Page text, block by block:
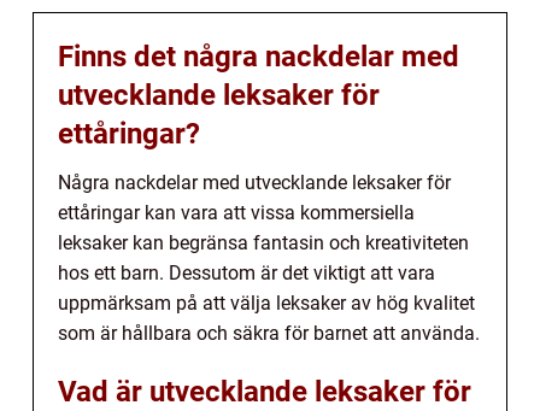
Finns det några nackdelar med
utvecklande leksaker för
ettåringar?
Några nackdelar med utvecklande leksaker för
ettåringar kan vara att vissa kommersiella
leksaker kan begränsa fantasin och kreativiteten
hos ett barn. Dessutom är det viktigt att vara
uppmärksam på att välja leksaker av hög kvalitet
som är hållbara och säkra för barnet att använda.
Vad är utvecklande leksaker för